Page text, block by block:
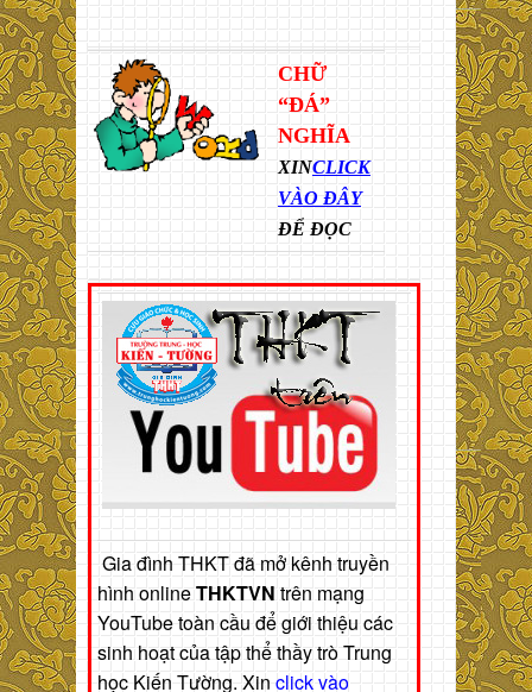
CHỮ
“ĐÁ”
NGHĨA
XINCLICK
VÀO ĐÂY
ĐỂ ĐỌC
Gia đình THKT đã mở kênh truyền
hình onlineTHKTVN trên mạng
YouTube toàn cầu để giới thiệu các
sinh hoạt của tập thể thầy trò Trung
học Kiến Tường. Xin click vào